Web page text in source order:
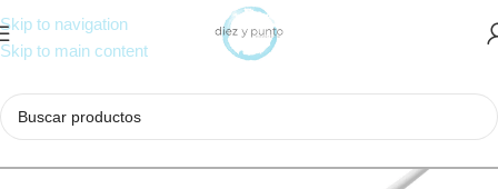
Skip to navigation
Skip to main content